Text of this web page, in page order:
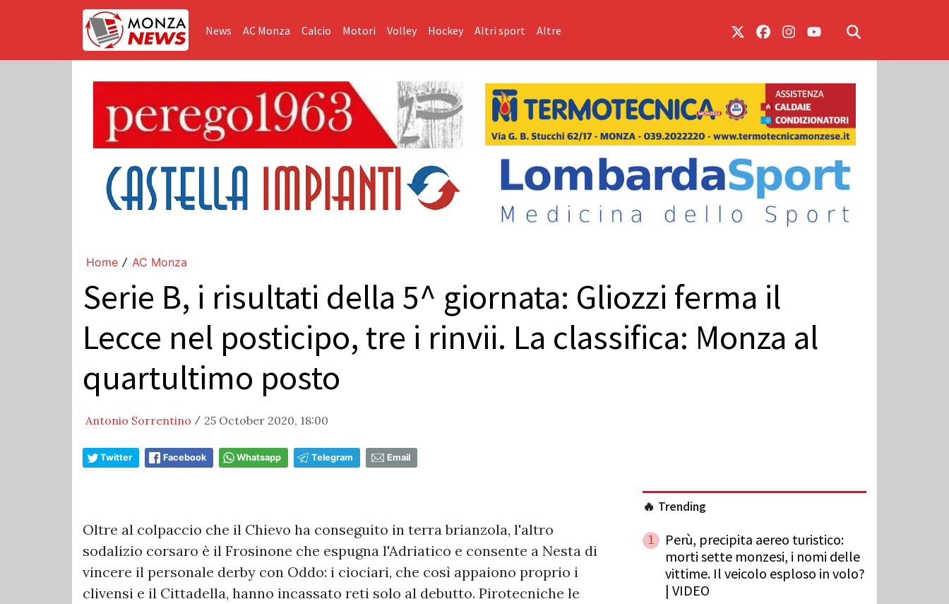
News AC Monza Calcio Motori Volley Hockey Altri sport Altre
Home / AC Monza
Serie B, i risultati della 5^ giornata: Gliozzi ferma il
Lecce nel posticipo, tre i rinvii. La classifica: Monza al
quartultimo posto
Antonio Sorrentino / 25 October 2020, 18:00
Twitter Facebook Whatsapp Telegram Email
Oltre al colpaccio che il Chievo ha conseguito in terra brianzola, l'altro
sodalizio corsaro è il Frosinone che espugna l'Adriatico e consente a Nesta di
vincere il personale derby con Oddo: i ciociari, che così appaiono proprio i
clivensi e il Cittadella, hanno incassato reti solo al debutto. Pirotecniche le
🔥 Trending
1
Perù, precipita aereo turistico:
morti sette monzesi, i nomi delle
vittime. Il veicolo esploso in volo?
| VIDEO